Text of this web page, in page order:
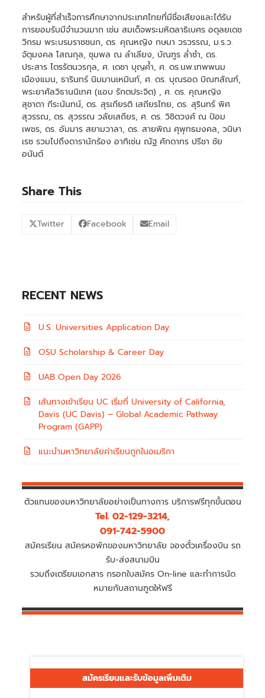
สำหรับผู้ที่สำเร็จการศึกษาจากประเทศไทยที่มีชื่อเสียงและได้รับ
การยอมรับมีจำนวนมาก เช่น สมเด็จพระมหิตลาธิเบศร อดุลยเดช
วิกรม พระบรมราชชนก, ดร. คุณหญิง กษมา วรวรรณ, ม.ร.ว.
จัตุมงคล โสณกุล, ชุมพล ณ ลำเลียง, บัณฑูร ล่ำซำ, ดร.
ประสาร ไตรรัตนวรกุล, ศ. เดชา บุญค้ำ, ศ. ดร.นพ.เทพพนม
เมืองแมน, ธารินทร์ นิมมานเหมินท์, ศ. ดร. บุณรอด บิณฑสัณฑ์,
พระยาศัลวิธานนิเทศ (แอบ รักตประจิต) , ศ. ดร. คุณหญิง
สุชาดา กีระนันทน์, ดร. สุรเกียรติ เสถียรไทย, ดร. สุรินทร์ พิศ
สุวรรณ, ดร. สุวรรณ วลัยเสถียร, ศ. ดร. วิชิตวงศ์ ณ ป้อม
เพชร, ดร. อัมมาร สยามวาลา, ดร. สายพิณ ศุพุทธมงคล, วนิษา
เรซ รวมไปถึงดารานักร้อง อาทิเช่น ณัฐ ศักดาทร ปรีชา ชัย
อนันต์
Share This
Twitter Facebook Email
RECENT NEWS
U.S. Universities Application Day
OSU Scholarship & Career Day
UAB Open Day 2026
เส้นทางเข้าเรียน UC เริ่มที่ University of California,
Davis (UC Davis) – Global Academic Pathway
Program (GAPP)
แนะนำมหาวิทยาลัยค่าเรียนถูกในอเมริกา
ตัวแทนของมหาวิทยาลัยอย่างเป็นทางการ บริการฟรีทุกขั้นตอน
Tel. 02-129-3214,
091-742-5900
สมัครเรียน สมัครหอพักของมหาวิทยาลัย จองตั๋วเครื่องบิน รถ
รับ-ส่งสนามบิน
รวมถึงเตรียมเอกสาร กรอกใบสมัคร On-line และทำการนัด
หมายกับสถานฑูตให้ฟรี
สมัครเรียนและรับข้อมูลเพิ่มเติม